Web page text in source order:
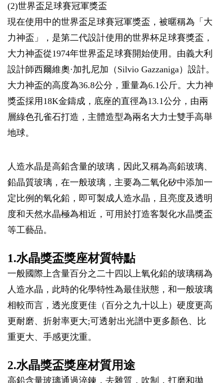
(2)世界盃足球賽冠軍獎盃
現在使用中的世界盃足球賽冠軍獎盃，被暱稱為「大
力神盃」，是第二代設計使用的世界杯足球賽獎盃，
大力神盃從1974年世界盃足球賽開始使用。由義大利
設計師西爾維奧·加扎尼加（Silvio Gazzaniga）設計。
大力神盃的高度為36.8公分，重量為6.1公斤。大力神
獎盃採用18K金鑄成，底座的直徑為13.1公分，由兩
層綠色孔雀石打造，主體造型為兩名大力士雙手高舉
地球。
人造水晶是高鉛含量的玻璃，因此又稱為高鉛玻璃、
鉛晶質玻璃，在一般玻璃，主要為二氧化矽中添加一
定比例的氧化鉛，即可製成人造水晶，且亮度及透明
度和天然水晶極為相近，可用於打造客製化水晶獎盃
等工藝品。
1.水晶獎盃獎座材質特點
一般國際上含量百分之二十四以上氧化鉛的玻璃稱為
人造水晶，此時的化學特性為最佳狀態，和一般玻璃
相較而言，透光度更佳（百分之九十以上）硬度更高
更耐磨、折射率更大;可透射出光譜中更多顏色、比
重更大、手感更沈重。
2.水晶獎盃獎座材質用途
高鉛含量玻璃通過淬鍊，去雜質，吹制，打磨和拋